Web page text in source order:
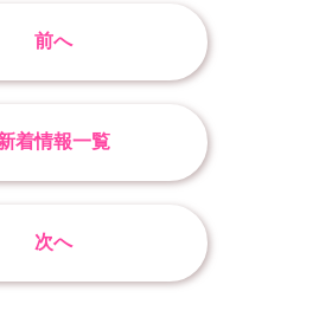
前へ
着情報一覧
次へ